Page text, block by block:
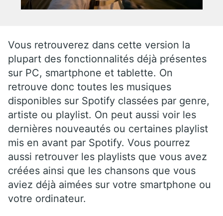
Vous retrouverez dans cette version la
plupart des fonctionnalités déjà présentes
sur PC, smartphone et tablette. On
retrouve donc toutes les musiques
disponibles sur Spotify classées par genre,
artiste ou playlist. On peut aussi voir les
dernières nouveautés ou certaines playlist
mis en avant par Spotify. Vous pourrez
aussi retrouver les playlists que vous avez
créées ainsi que les chansons que vous
aviez déjà aimées sur votre smartphone ou
votre ordinateur.